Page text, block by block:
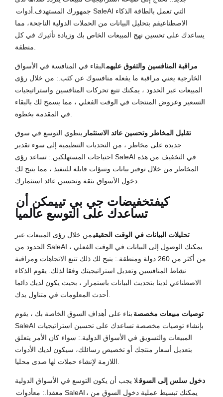
جمهورك المستهدف.أدوات SaleAI التي تعمل بالطاقة الذكاء
الاصطناعيقم بتحليل البيانات من الحملات الدولية الناجحة، مما
يساعدك على تحسين نهج المبيعات الخاص بك وزيادة تأثيرك في كل
منطقة.
مراقبة المنافسين والتفوق عليهمالبقاء في المنافسة في الأسواق
الخارجية يعني مراقبة ما يفعله منافسوك عن كثب.: من خلال رؤى
المبيعات عبر الحدود ، يمكنك تتبع تحركات المنافسين واستراتيجيات
التسعير وعروض المنتجات في الوقت الفعلي ، مما يسمح لك بالبقاء
في المقدمة بخطوة.
تقليل المخاطر وتحسين عائد الاستثمار ينطوي التوسع في سوق
جديدة على مخاطر ، من التحديات التنظيمية إلى سوء تقدير
احتياجات المستهلكين.: تساعد رؤى SaleAI في التخفيف من هذه
المخاطر من خلال توفير بيانات وتنبؤات قابلة للتنفيذ ، مما يتيح لك
دخول الأسواق بثقة وتحسين عائد استثمارك.
كيفتخفيضات جي بي تييمكن أن
تساعدك على التوسع عالميا
تحليلات البيانات في الوقت الحقيقيمن خلال رؤى المبيعات عبر
الحدود من SaleAI ، يمكنك الوصول إلى البيانات في الوقت الفعلي
من أكثر من 260 دولة ومنطقة.: يتيح لك ذلك تتبع الاتجاهات ومراقبة
نشاط المنافسين وتعديل استراتيجيتك وفقا لذلك. يقوم الذكاء
الاصطناعي لدينا بتحديث البيانات باستمرار ، بحيث يكون لديك دائما
أحدث المعلومات في متناول يدك.
توصيات مبيعات مخصصة بناء على أهداف السوق الخاصة بك ، يقوم
SaleAI بإنشاء توصيات مخصصة تساعدك على تحسين استراتيجيات
المبيعات والتسويق في الأسواق الدولية.: سواء كان الأمر يتعلق
بتعديل أسعار منتجك أو تخصيص رسائلك، سيكون لديك الأدوات
اللازمة لإنشاء حملات لها صدى محليا.
دخول سلس إلى السوقلا يجب أن يكون التوسع في الأسواق الدولية
معقدا.: مع أدوات SaleAI ، يمكنك تبسيط عملية دخول السوق من